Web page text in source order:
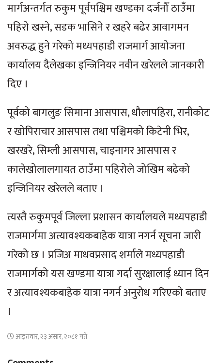
मार्गअन्तर्गत रुकुम पूर्वपश्चिम खण्डका दर्जनौँ ठाउँमा
पहिरो खस्ने, सडक भासिने र खहरे बढेर आवागमन
अवरुद्ध हुने गरेको मध्यपहाडी राजमार्ग आयोजना
कार्यालय दैलेखका इन्जिनियर नवीन खरेलले जानकारी
दिए ।
पूर्वको बागलुङ सिमाना आसपास, धौलापहिरा, रानीकोट
र खोपिराचार आसपास तथा पश्चिमको किटेनी भिर,
खरखरे, सिम्ली आसपास, चाइनागर आसपास र
कालेखोलालगायत ठाउँमा पहिरोले जोखिम बढेको
इन्जिनियर खरेलले बताए ।
त्यस्तै रुकुमपूर्व जिल्ला प्रशासन कार्यालयले मध्यपहाडी
राजमार्गमा अत्यावश्यकबाहेक यात्रा नगर्न सूचना जारी
गरेको छ । प्रजिअ माधवप्रसाद शर्माले मध्यपहाडी
राजमार्गको यस खण्डमा यात्रा गर्दा सुरक्षालाई ध्यान दिन
र अत्यावश्यकबाहेक यात्रा नगर्न अनुरोध गरिएको बताए
।
आइतवार, २३ असार, २०८१ गते